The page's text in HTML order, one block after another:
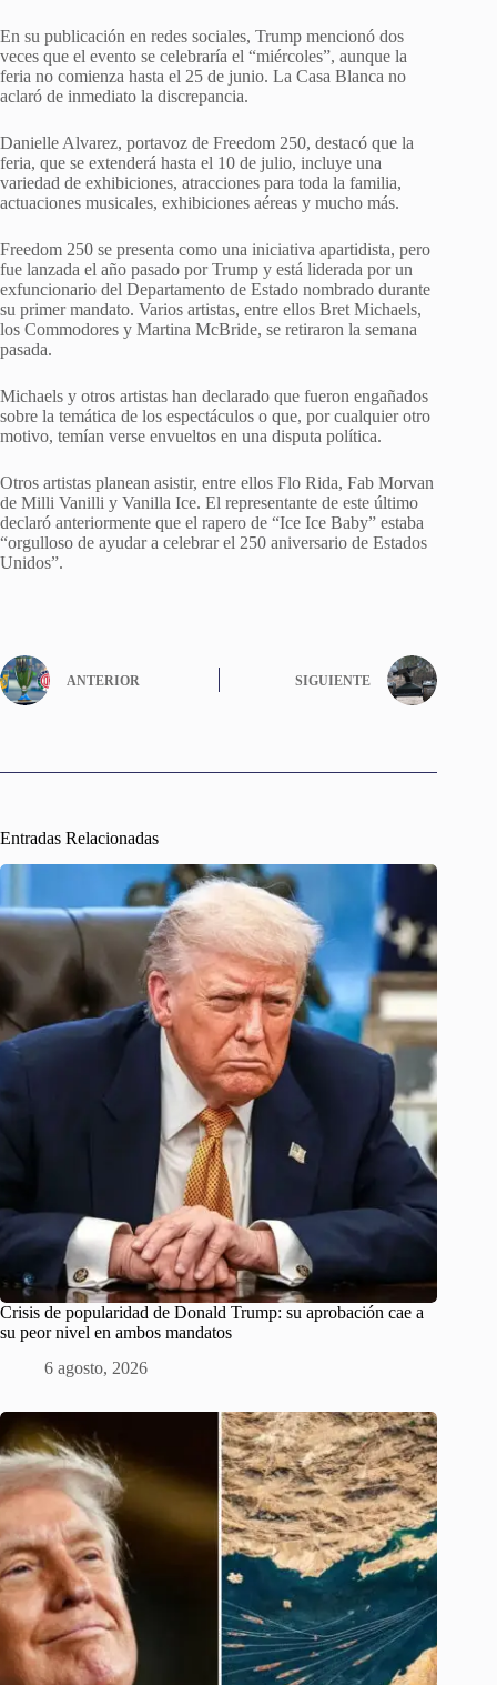
En su publicación en redes sociales, Trump mencionó dos
veces que el evento se celebraría el “miércoles”, aunque la
feria no comienza hasta el 25 de junio. La Casa Blanca no
aclaró de inmediato la discrepancia.
Danielle Alvarez, portavoz de Freedom 250, destacó que la
feria, que se extenderá hasta el 10 de julio, incluye una
variedad de exhibiciones, atracciones para toda la familia,
actuaciones musicales, exhibiciones aéreas y mucho más.
Freedom 250 se presenta como una iniciativa apartidista, pero
fue lanzada el año pasado por Trump y está liderada por un
exfuncionario del Departamento de Estado nombrado durante
su primer mandato. Varios artistas, entre ellos Bret Michaels,
los Commodores y Martina McBride, se retiraron la semana
pasada.
Michaels y otros artistas han declarado que fueron engañados
sobre la temática de los espectáculos o que, por cualquier otro
motivo, temían verse envueltos en una disputa política.
Otros artistas planean asistir, entre ellos Flo Rida, Fab Morvan
de Milli Vanilli y Vanilla Ice. El representante de este último
declaró anteriormente que el rapero de “Ice Ice Baby” estaba
“orgulloso de ayudar a celebrar el 250 aniversario de Estados
Unidos”.
ANTERIOR SIGUIENTE
Entradas Relacionadas
Crisis de popularidad de Donald Trump: su aprobación cae a
su peor nivel en ambos mandatos
6 agosto, 2026